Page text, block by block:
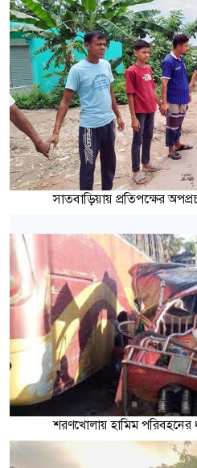
সাতবাড়িয়ায় প্রতিপক্ষের
শরণখোলায় হামিম